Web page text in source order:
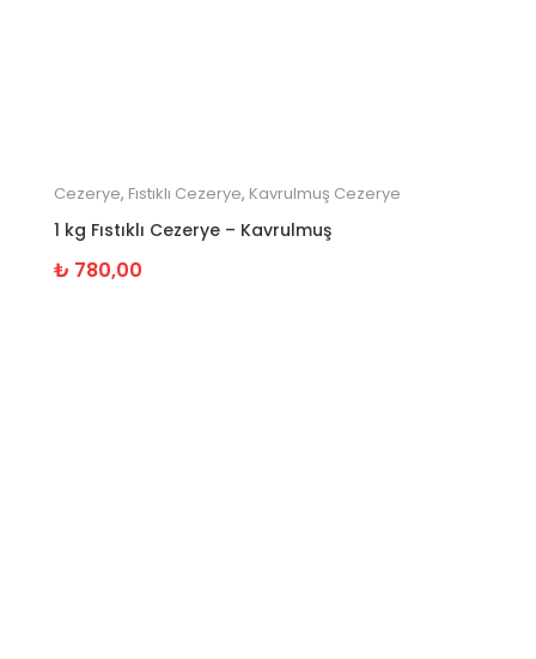
Cezerye, Fıstıklı Cezerye, Kavrulmuş Cezerye
1 kg Fıstıklı Cezerye – Kavrulmuş
₺ 780,00